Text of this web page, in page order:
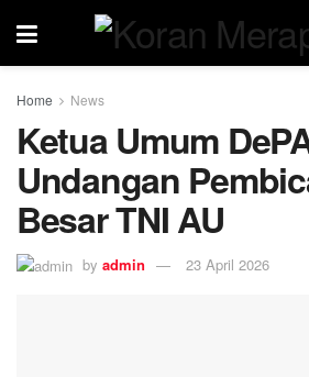
Home News
Ketua Umum
Undangan
Besar TNI AU
by admin 23 April 2026